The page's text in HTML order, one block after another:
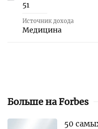
51
Источник дохода
Медицина
Больше на Forbes
50